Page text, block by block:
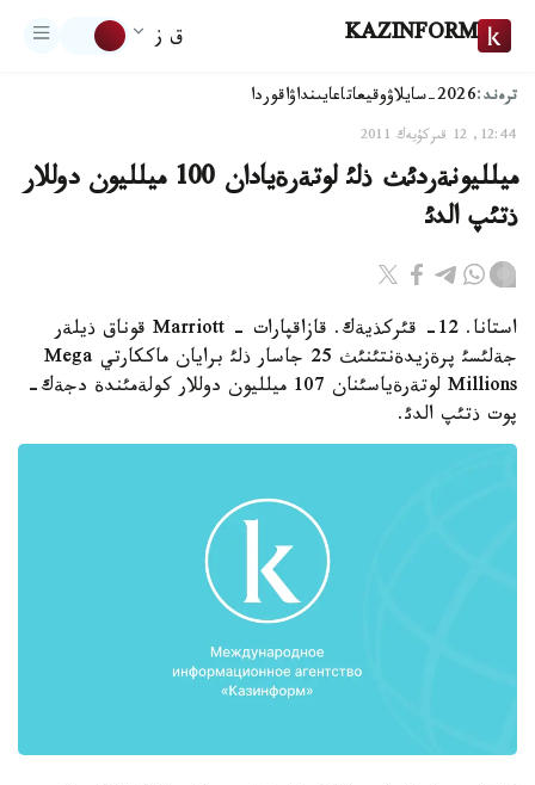
KAZINFORM ق ز
ترەند:2026-سايلاۋ وقيعاتاعايىنداۋاقوردا
12:44, 12 قىركۇيەك 2011
ميلليونةردئث ذلئ لوتةرةيادان 100 ميلليون دوللار
ذتئپ الدئ
استانا. 12- قئركذيةك. قازاقپارات - Marriott قوناق ذيلةر
جةلئسئ پرةزيدةنتئنئث 25 جاسار ذلئ برايان ماككارتي Mega
Millions لوتةرةياسئنان 107 ميلليون دوللار كولةمئندة دجةك-
پوت ذتئپ الدئ.